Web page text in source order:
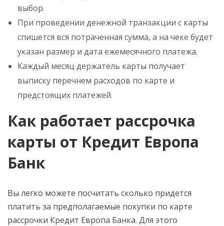
выбор.
При проведении денежной транзакции с карты
спишется вся потраченная сумма, а на чеке будет
указан размер и дата ежемесячного платежа.
Каждый месяц держатель карты получает
выписку перечнем расходов по карте и
предстоящих платежей.
Как работает рассрочка
карты от Кредит Европа
Банк
Вы легко можете посчитать сколько придется
платить за предполагаемые покупки по карте
рассрочки Кредит Европа Банка. Для этого